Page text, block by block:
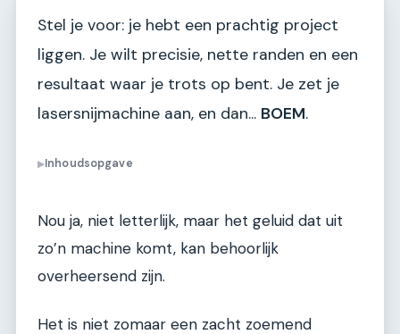
Stel je voor: je hebt een prachtig project
liggen. Je wilt precisie, nette randen en een
resultaat waar je trots op bent. Je zet je
lasersnijmachine aan, en dan... BOEM.
▶Inhoudsopgave
Nou ja, niet letterlijk, maar het geluid dat uit
zo’n machine komt, kan behoorlijk
overheersend zijn.
Het is niet zomaar een zacht zoemend